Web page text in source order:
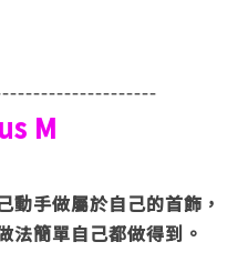
M
動手做屬於自己的首飾，
法簡單自己都做得到。